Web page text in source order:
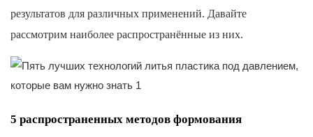
результатов для различных применений. Давайте
рассмотрим наиболее распространённые из них.
5 распространенных методов формования